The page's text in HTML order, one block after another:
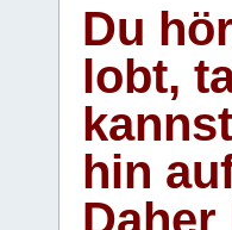
Du
lobt,
hin